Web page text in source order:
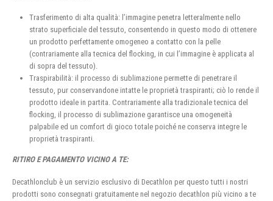
Trasferimento di alta qualità: l’immagine penetra letteralmente nello
strato superficiale del tessuto, consentendo in questo modo di ottenere
un prodotto perfettamente omogeneo a contatto con la pelle
(contrariamente alla tecnica del flocking, in cui l’immagine è applicata al
di sopra del tessuto).
Traspirabilità: il processo di sublimazione permette di penetrare il
tessuto, pur conservandone intatte le proprietà traspiranti; ciò lo rende il
prodotto ideale in partita. Contrariamente alla tradizionale tecnica del
flocking, il processo di sublimazione garantisce una omogeneità
palpabile ed un comfort di gioco totale poiché ne conserva integre le
proprietà traspiranti.
RITIRO E PAGAMENTO VICINO A TE:
Decathlonclub è un servizio esclusivo di Decathlon per questo tutti i nostri
prodotti sono consegnati gratuitamente nel negozio decathlon più vicino a te